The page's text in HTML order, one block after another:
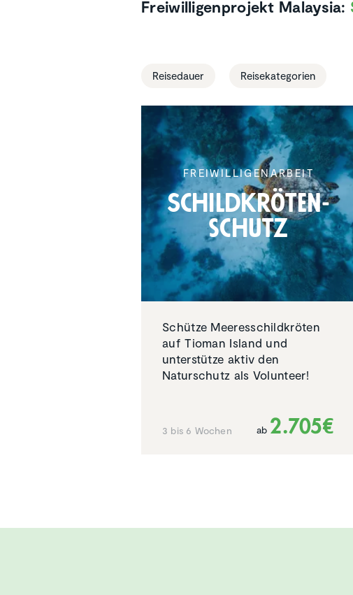
Freiwilligenprojekt Malaysia:
Reisedauer Reisekategorien
FREIWIL­LI­GEN­AR­BEIT
Schild­krö­ten­
schutz
Schütze Meeresschildkröten
auf Tioman Island und
unterstütze aktiv den
Naturschutz als Volunteer!
3 bis 6 Wochen ab 2.705€